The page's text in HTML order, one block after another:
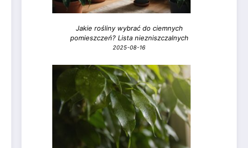
Jakie rośliny wybrać do ciemnych
pomieszczeń? Lista niezniszczalnych
2025-08-16